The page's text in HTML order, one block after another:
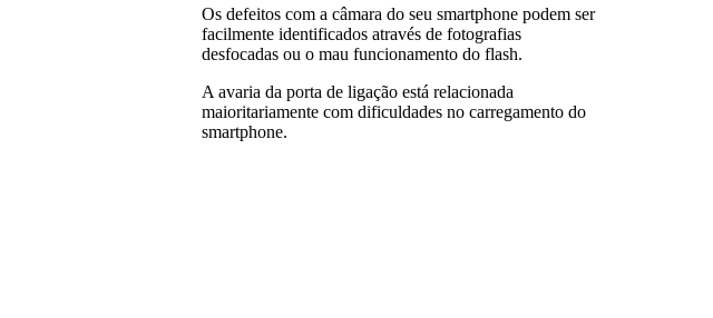
Os defeitos com a câmara do seu smartphone podem ser
facilmente identificados através de fotografias
desfocadas ou o mau funcionamento do flash.
A avaria da porta de ligação está relacionada
maioritariamente com dificuldades no carregamento do
smartphone.